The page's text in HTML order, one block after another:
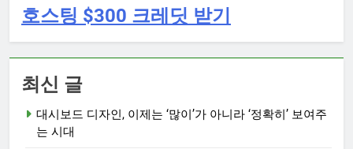
호스팅 $300 크레딧 받기
최신 글
대시보드 디자인, 이제는 ‘많이’가 아니라 ‘정확히’ 보여주
는 시대